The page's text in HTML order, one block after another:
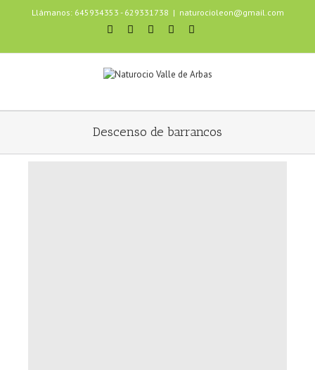
Llámanos: 645934353 - 629331738 | naturocioleon@gmail.com
Descenso de barrancos